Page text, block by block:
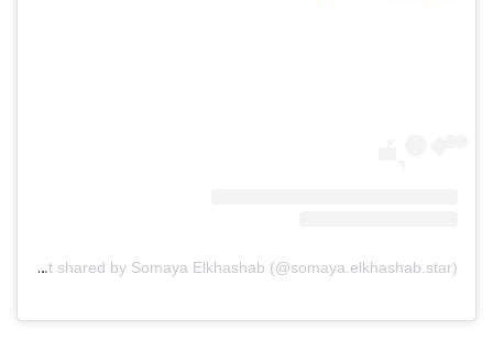
A post shared by Somaya Elkhashab (@somaya.elkhashab.star)